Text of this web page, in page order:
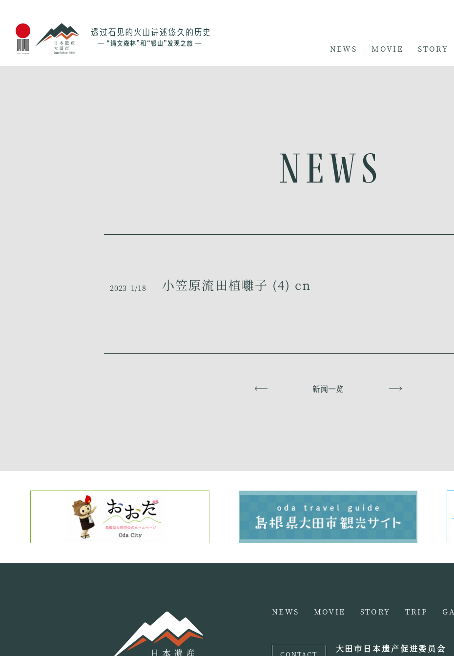
NEWS MOVIE STORY
2023 1/18 小笠原流田植囃子 (4) cn
新闻一览
NEWS MOVIE STORY TRIP
大田市日本遗产促进委员会